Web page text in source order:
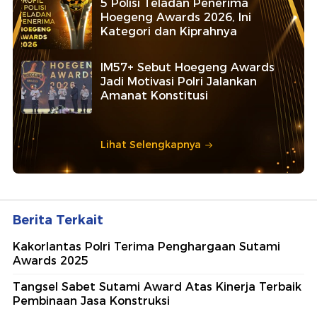
5 Polisi Teladan Penerima
Hoegeng Awards 2026, Ini
Kategori dan Kiprahnya
IM57+ Sebut Hoegeng Awards
Jadi Motivasi Polri Jalankan
Amanat Konstitusi
Lihat Selengkapnya
Berita Terkait
Kakorlantas Polri Terima Penghargaan Sutami
Awards 2025
Tangsel Sabet Sutami Award Atas Kinerja Terbaik
Pembinaan Jasa Konstruksi